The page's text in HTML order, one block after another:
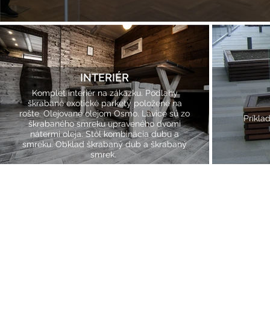
INTERIÉR
Komplet interiér na zákazku. Podlahy
škrabané exotické parkety položené na
rošte. Olejované olejom Osmo. Lavice sú zo
škrabaného smreku upraveného dvomi
nátermi oleja. Stôl kombinácia dubu a
smreku. Obklad škrabaný dub a škrabaný
smrek.